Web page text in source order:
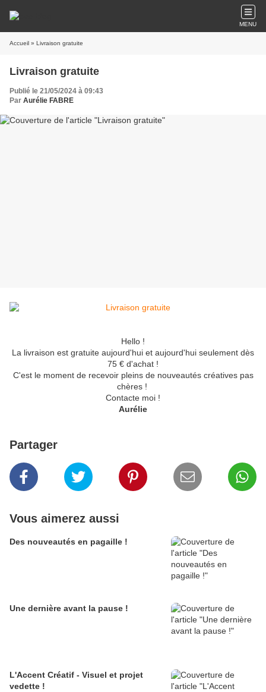
MENU
Accueil » Livraison gratuite
Livraison gratuite
Publié le 21/05/2024 à 09:43
Par Aurélie FABRE
Hello !
La livraison est gratuite aujourd'hui et aujourd'hui seulement dès
75 € d'achat !
C'est le moment de recevoir pleins de nouveautés créatives pas
chères !
Contacte moi !
Aurélie
Partager
Vous aimerez aussi
Des nouveautés en pagaille !
Une dernière avant la pause !
L'Accent Créatif - Visuel et projet
vedette !